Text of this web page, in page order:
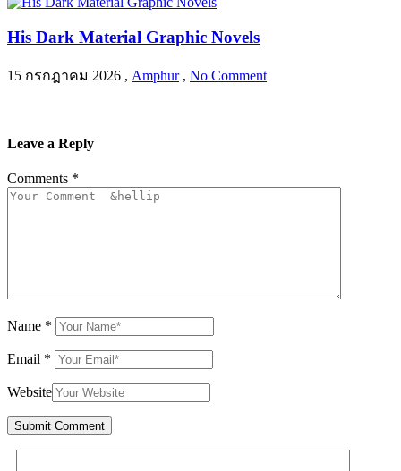
His Dark Material Graphic Novels
15 กรกฎาคม 2026 , Amphur , No Comment
Leave a Reply
Comments *
Name *
Email *
Website